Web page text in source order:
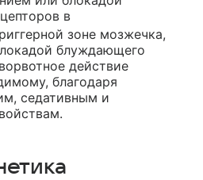
в
зоне мозжечка,
блуждающего
действие
благодаря
седативным и